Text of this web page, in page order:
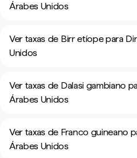
Árabes Unidos
Ver taxas de Birr etíope para
Unidos
Ver taxas de Dalasi gambiano
Árabes Unidos
Ver taxas de Franco guineano
Árabes Unidos